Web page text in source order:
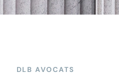
DLB AVOCATS